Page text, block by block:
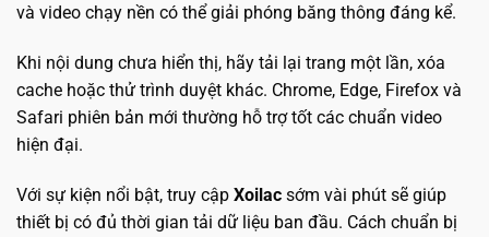
và video chạy nền có thể giải phóng băng thông đáng kể.
Khi nội dung chưa hiển thị, hãy tải lại trang một lần, xóa
cache hoặc thử trình duyệt khác. Chrome, Edge, Firefox và
Safari phiên bản mới thường hỗ trợ tốt các chuẩn video
hiện đại.
Với sự kiện nổi bật, truy cập Xoilac sớm vài phút sẽ giúp
thiết bị có đủ thời gian tải dữ liệu ban đầu. Cách chuẩn bị